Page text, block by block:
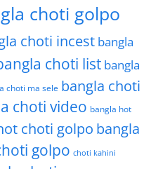
choti golpo
choti incest bangla
choti list bangla
choti ma sele bangla choti
choti video bangla hot
choti golpo bangla
golpo choti kahini